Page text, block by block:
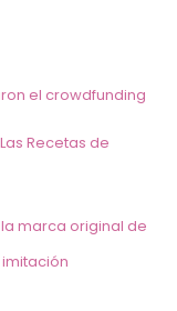
el crowdfunding
Recetas de
marca original de